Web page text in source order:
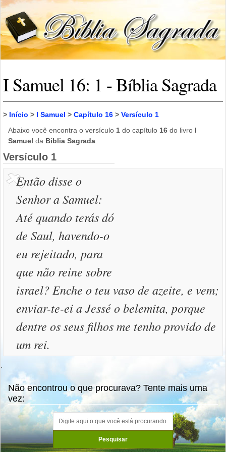
I Samuel 16: 1 - Bíblia Sagrada
> Início > I Samuel > Capítulo 16 > Versículo 1
Abaixo você encontra o versículo 1 do capítulo 16 do livro I
Samuel da Bíblia Sagrada
Versículo 1
Então disse o
Senhor a Samuel:
Até quando terás dó
de Saul, havendo-o
eu rejeitado, para
que não reine sobre
israel? Enche o teu vaso de azeite, e vem;
enviar-te-ei a Jessé o belemita, porque
dentre os seus filhos me tenho provido de
um rei.
.
Não encontrou o que procurava? Tente mais uma
vez: